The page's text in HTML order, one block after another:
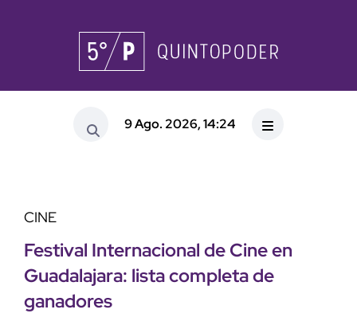
9 Ago. 2026, 14:24
CINE
Festival Internacional de Cine en
Guadalajara: lista completa de
ganadores